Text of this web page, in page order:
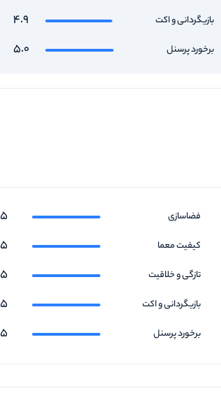
بازیگردانی و اکت 4.9
برخورد پرسنل 5.0
فضاسازی 5
کیفیت معما 5
تازگی و خلاقیت 5
بازیگردانی و اکت 5
برخورد پرسنل 5